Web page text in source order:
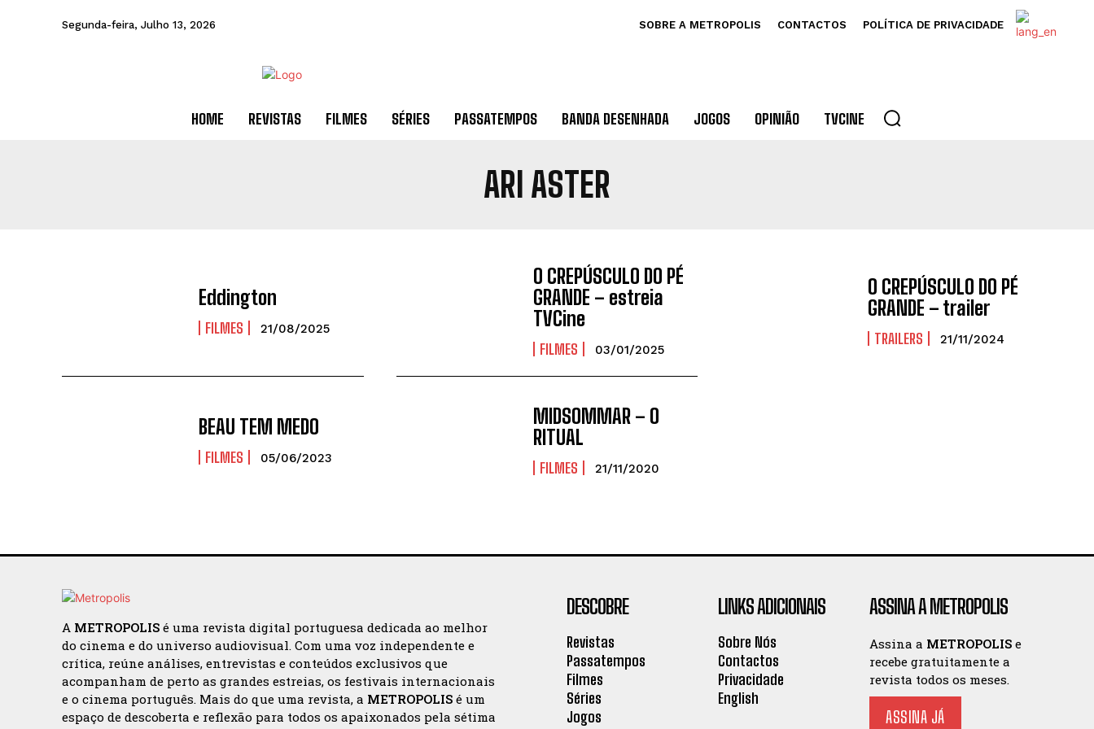
Segunda-feira, Julho 13, 2026 SOBRE A METROPOLIS CONTACTOS POLÍTICA DE PRIVACIDADE
HOME REVISTAS FILMES SÉRIES PASSATEMPOS BANDA DESENHADA JOGOS OPINIÃO TVCINE
ARI ASTER
Eddington
FILMES 21/08/2025
O CREPÚSCULO DO PÉ
GRANDE – estreia
TVCine
FILMES 03/01/2025
O CREPÚSCULO DO PÉ
GRANDE – trailer
TRAILERS 21/11/2024
BEAU TEM MEDO
FILMES 05/06/2023
MIDSOMMAR – O
RITUAL
FILMES 21/11/2020
A METROPOLIS é uma revista digital portuguesa dedicada ao melhor
do cinema e do universo audiovisual. Com uma voz independente e
crítica, reúne análises, entrevistas e conteúdos exclusivos que
acompanham de perto as grandes estreias, os festivais internacionais
e o cinema português. Mais do que uma revista, a METROPOLIS é um
espaço de descoberta e reflexão para todos os apaixonados pela sétima
DESCOBRE
Revistas
Passatempos
Filmes
Séries
Jogos
LINKS ADICIONAIS
Sobre Nós
Contactos
Privacidade
English
ASSINA A METROPOLIS
Assina a METROPOLIS e
recebe gratuitamente a
revista todos os meses.
ASSINA JÁ